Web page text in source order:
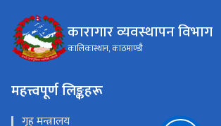
कारागार व्यवस्थापन विभाग
कालिकास्थान, काठमाण्डौ
महत्त्वपूर्ण लिङ्कहरू
गृह मन्त्रालय